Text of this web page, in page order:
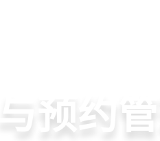
子中心
康与护
预约
销与智